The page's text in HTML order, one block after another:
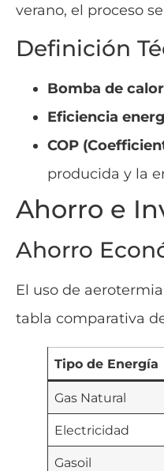
verano, el proceso
Definición
Bomba de calor
Eficiencia
COP
producida y la
Ahorro e
Ahorro
El uso de
tabla comparativa
Tipo de Energía
Gas Natural
Electricidad
Gasoil